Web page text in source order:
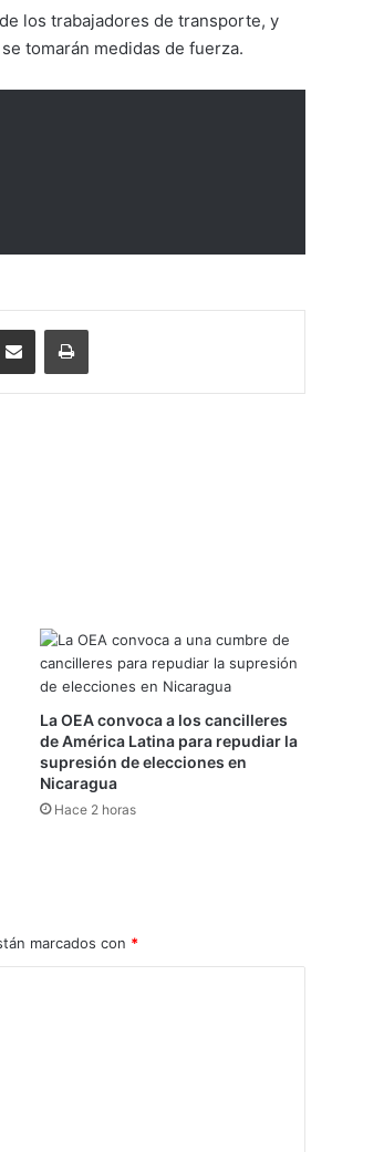
los trabajadores de transporte, y
tomarán medidas de fuerza.
Compartir por mail Imprimir
La OEA convoca a los cancilleres
de América Latina para repudiar la
supresión de elecciones en
Nicaragua
Hace 2 horas
marcados con *